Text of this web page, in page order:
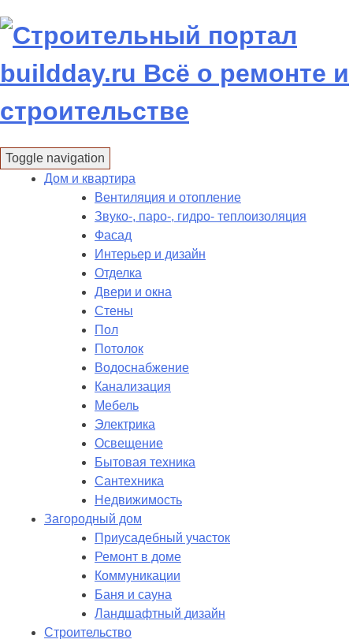
to
content
Toggle navigation
Дом и квартира
Вентиляция и отопление
Звуко-, паро-, гидро- теплоизоляция
Фасад
Интерьер и дизайн
Отделка
Двери и окна
Стены
Пол
Потолок
Водоснабжение
Канализация
Мебель
Электрика
Освещение
Бытовая техника
Сантехника
Недвижимость
Загородный дом
Приусадебный участок
Ремонт в доме
Коммуникации
Баня и сауна
Ландшафтный дизайн
Строительство